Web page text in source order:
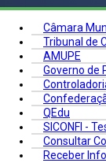
Câmara
Tribunal de
AMUPE
Governo de
QEdu
SICONFI -
Consultar
Receber